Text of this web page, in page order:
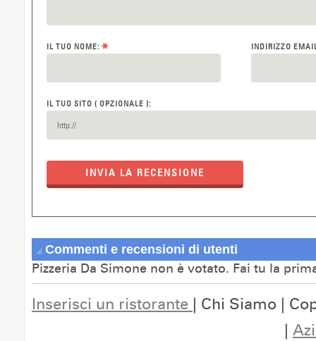
IL TUO NOME: * INDIRIZZO
IL TUO SITO ( OPZIONALE ):
INVIA LA RECENSIONE
Commenti e recensioni di utenti
Pizzeria Da Simone non è votato. Fai tu la
Inserisci un ristorante | Chi Siamo |
|